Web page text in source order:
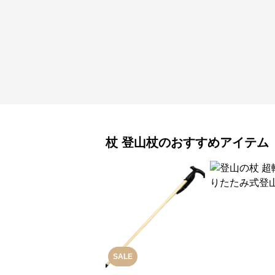
杖 登山杖のおすすめアイテム
SALE